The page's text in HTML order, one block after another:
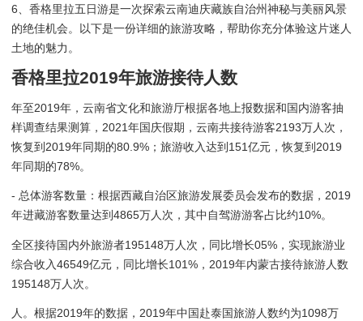
6、香格里拉五日游是一次探索云南迪庆藏族自治州神秘与美丽风景
的绝佳机会。以下是一份详细的旅游攻略，帮助你充分体验这片迷人
土地的魅力。
香格里拉2019年旅游接待人数
年至2019年，云南省文化和旅游厅根据各地上报数据和国内游客抽
样调查结果测算，2021年国庆假期，云南共接待游客2193万人次，
恢复到2019年同期的80.9%；旅游收入达到151亿元，恢复到2019
年同期的78%。
- 总体游客数量：根据西藏自治区旅游发展委员会发布的数据，2019
年进藏游客数量达到4865万人次，其中自驾游游客占比约10%。
全区接待国内外旅游者195148万人次，同比增长05%，实现旅游业
综合收入46549亿元，同比增长101%，2019年内蒙古接待旅游人数
195148万人次。
人。根据2019年的数据，2019年中国赴泰国旅游人数约为1098万